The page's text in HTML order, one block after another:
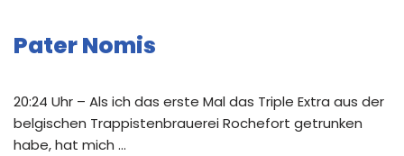
Pater Nomis
20:24 Uhr – Als ich das erste Mal das Triple Extra aus der
belgischen Trappistenbrauerei Rochefort getrunken
habe, hat mich …